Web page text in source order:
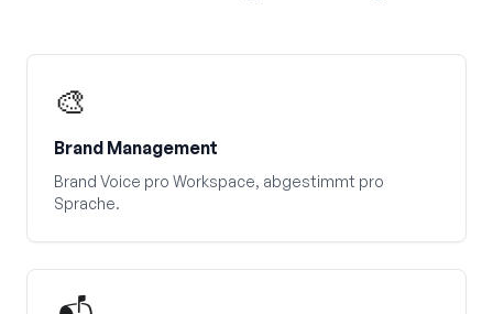
🎨
Brand Management
Brand Voice pro Workspace, abgestimmt pro
Sprache.